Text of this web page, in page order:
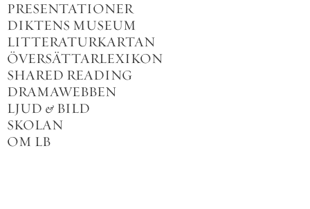
PRESENTATIONER
DIKTENS MUSEUM
LITTERATURKARTAN
ÖVERSÄTTARLEXIKON
SHARED READING
DRAMAWEBBEN
LJUD & BILD
SKOLAN
OM LB